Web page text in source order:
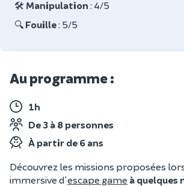
🛠️ Manipulation : 4/5
🔍 Fouille: 5/5
Au programme :
1h
De 3 à 8 personnes
À partir de 6 ans
Découvrez les missions proposées
immersive d'escape game à quelques